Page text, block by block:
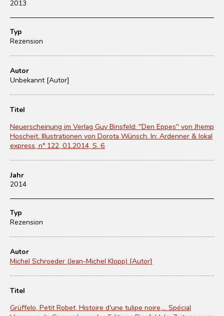
2013
Typ
Rezension
Autor
Unbekannt [Autor]
Titel
Neuerscheinung im Verlag Guy Binsfeld: "Den Eppes" von Jhemp
Hoscheit. Illustrationen von Dorota Wünsch. In: Ardenner & lokal
express, n° 122, 01.2014, S. 6
Jahr
2014
Typ
Rezension
Autor
Michel Schroeder (Jean-Michel Klopp) [Autor]
Titel
Grüffelo, Petit Robet, Histoire d'une tulipe noire,... Spécial